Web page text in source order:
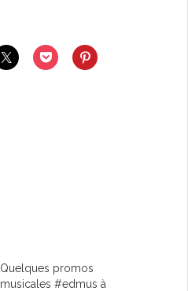
Quelques promos
musicales #edmus à